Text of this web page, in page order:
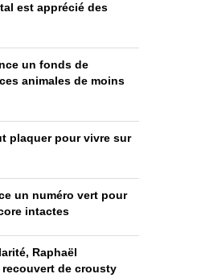
est apprécié des
un fonds de
animales de moins
plaquer pour vivre sur
un numéro vert pour
intactes
Raphaël
de crousty